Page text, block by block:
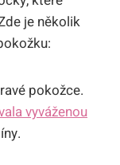
je několik
pokožce.
vyváženou